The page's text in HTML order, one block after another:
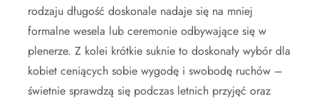
rodzaju długość doskonale nadaje się na mniej
formalne wesela lub ceremonie odbywające się w
plenerze. Z kolei krótkie suknie to doskonały wybór dla
kobiet ceniących sobie wygodę i swobodę ruchów –
świetnie sprawdzą się podczas letnich przyjęć oraz